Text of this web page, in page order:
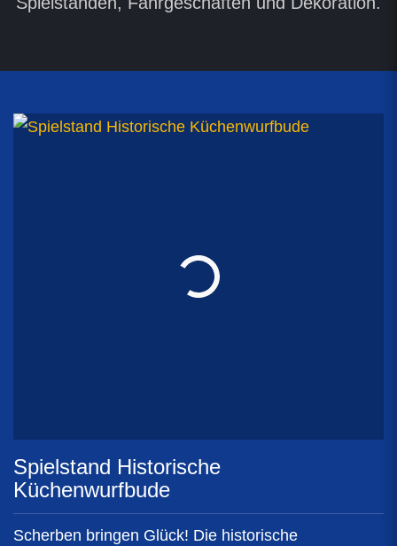
Spielstand Historische
Küchenwurfbude
Scherben bringen Glück! Die historische